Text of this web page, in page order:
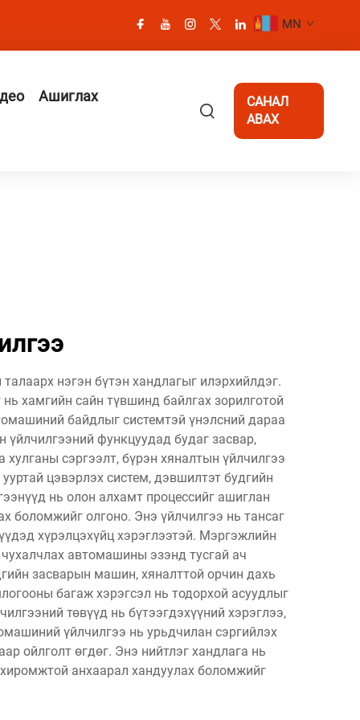
MN
Ашиглах
САНАЛ
АВАХ
нэгэн бүтэн хандлагыг илэрхийлдэг.
хамгийн сайн түвшинд байлгах зорилготой
байдлыг системтэй үнэлсний дараа
үйлчилгээний функцуудад будаг засвар,
сэргээлт, бүрэн хяналтын үйлчилгээ
цэвэрлэх систем, дэвшилтэт будгийн
нь олон алхамт процессийг ашиглан
боломжийг олгоно. Энэ үйлчилгээ нь тансаг
хүрэлцэхүйц хэрэглээтэй. Мэргэжлийн
автомашины эзэнд тусгай ач
засварын машин, хяналттой орчин дахь
багаж хэрэгсэл нь тодорхой асуудлыг
төвүүд нь бүтээгдэхүүний хэрэглээ,
үйлчилгээ нь урьдчилан сэргийлэх
ойлголт өгдөг. Энэ нийтлэг хандлага нь
анхаарал хандуулах боломжийг